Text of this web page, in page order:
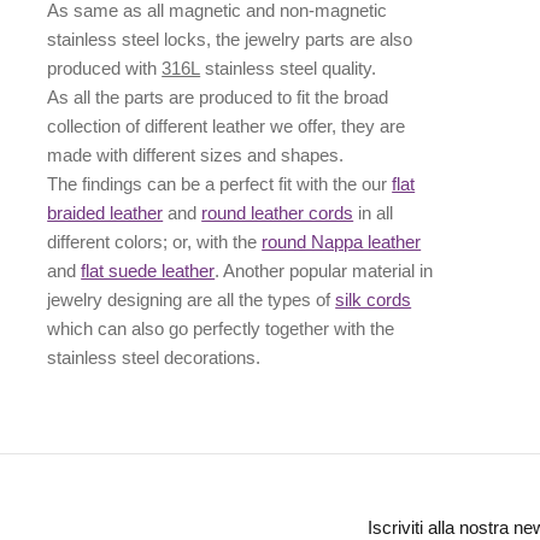
As same as all magnetic and non-magnetic
stainless steel locks, the jewelry parts are also
produced with316L stainless steel quality.
As all the parts are produced to fit the broad
collection of different leather we offer, they are
made with different sizes andshapes.
The findings can be a perfect fit with the ourflat
braided leather and round leather cords in all
different colors; or, with the round Nappa leather
andflat suede leather. Another popular material in
jewelry designing are all the types ofsilk cords
which can also go perfectly together with the
stainless steel decorations.
Iscriviti alla nostra